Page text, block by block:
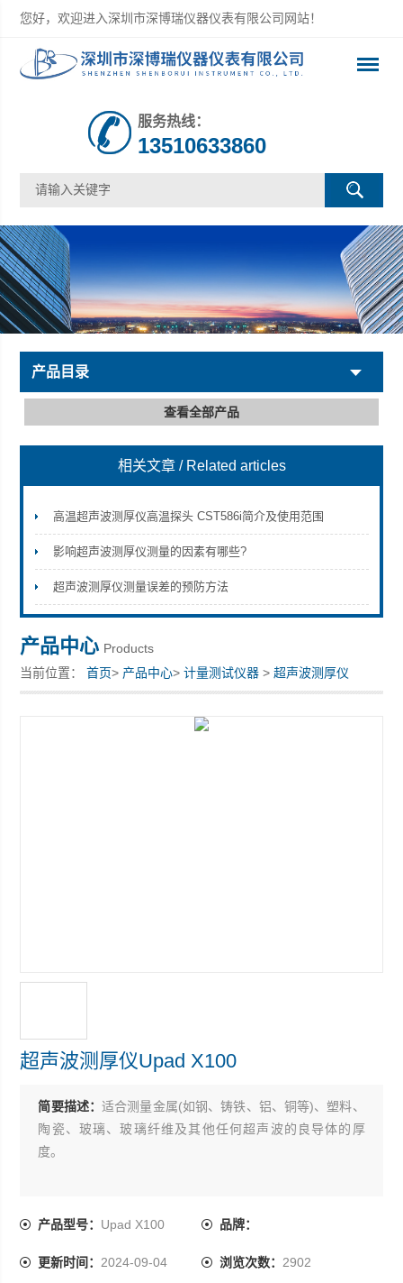
您好，欢迎进入深圳市深博瑞仪器仪表有限公司网站！
深圳市深博瑞仪器仪表有限公司
服务热线：
13510633860
产品目录
查看全部产品
相关文章 / Related articles
高温超声波测厚仪高温探头 CST586i简介及使用范围
影响超声波测厚仪测量的因素有哪些?
超声波测厚仪测量误差的预防方法
产品中心 Products
当前位置：首页> 产品中心>计量测试仪器 >超声波测厚仪
超声波测厚仪Upad X100
简要描述：适合测量金属(如钢、铸铁、铝、铜等)、塑料、
陶瓷、玻璃、玻璃纤维及其他任何超声波的良导体的厚
度。
产品型号： Upad X100 品牌：
更新时间： 2024-09-04 浏览次数： 2902